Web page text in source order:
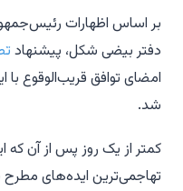
بر اساس اظهارات
دفتر بیضی شکل، پیشنهاد
امضای توافق قریب‌الوقوع با
شد.
کمتر از یک روز پس از آن که
تهاجمی‌ترین ایده‌های